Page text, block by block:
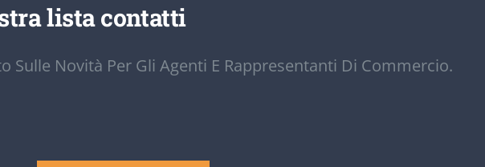
lista contatti
Novità Per Gli Agenti E Rappresentanti Di Commercio.